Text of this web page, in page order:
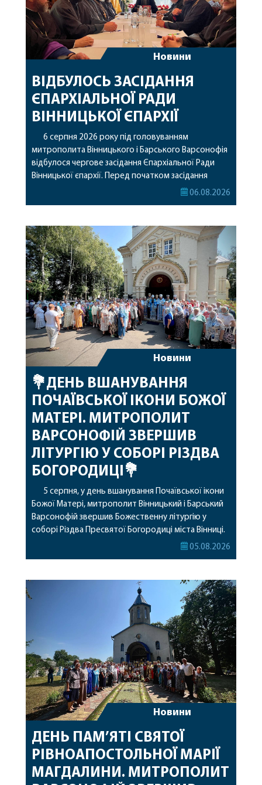
Новини
ВІДБУЛОСЬ ЗАСІДАННЯ
ЄПАРХІАЛЬНОЇ РАДИ
ВІННИЦЬКОЇ ЄПАРХІЇ
6 серпня 2026 року під головуванням
митрополита Вінницького і Барського Варсонофія
відбулося чергове засідання Єпархіальної Ради
Вінницької єпархії. Перед початком засідання
секретар Єпархіальної Ради від імені членів Ради
побажавши йому міцного здоров’я, Божої
допомоги, миру, духовної радості та
благословенних успіхів у подальшому
архіпастирському служінні. […]
06.08.2026
Новини
💐ДЕНЬ ВШАНУВАННЯ
ПОЧАЇВСЬКОЇ ІКОНИ БОЖОЇ
МАТЕРІ. МИТРОПОЛИТ
ВАРСОНОФІЙ ЗВЕРШИВ
ЛІТУРГІЮ У СОБОРІ РІЗДВА
БОГОРОДИЦІ💐
5 серпня, у день вшанування Почаївської ікони
Божої Матері, митрополит Вінницький і Барський
Варсонофій звершив Божественну літургію у
соборі Різдва Пресвятої Богородиці міста Вінниці.
Його Високопреосвященству співслужили
священному сані. Під час богослужіння підносилися
особливі молитви за мир в Україні, за воїнів, які
05.08.2026
Новини
ДЕНЬ ПАМ’ЯТІ СВЯТОЇ
РІВНОАПОСТОЛЬНОЇ МАРІЇ
МАГДАЛИНИ. МИТРОПОЛИТ